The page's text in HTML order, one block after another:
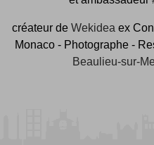
créateur de Wekidea ex
Monaco - Photographe -
Beaulieu-sur-